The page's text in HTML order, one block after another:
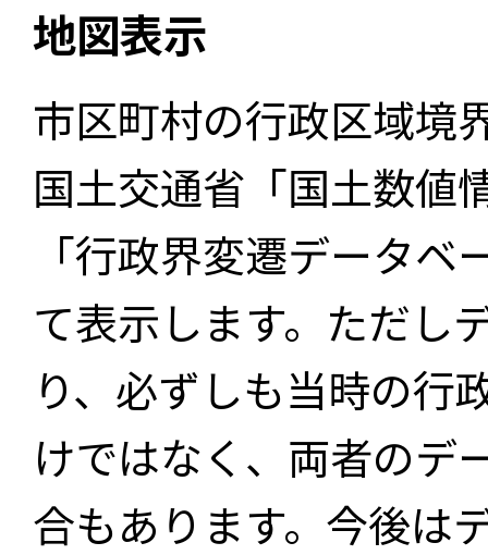
地図表示
市区町村の行政区域境
国土交通省「国土数値
「行政界変遷データ
て表示します。ただし
り、必ずしも当時の行
けではなく、両者のデ
合もあります。今後は